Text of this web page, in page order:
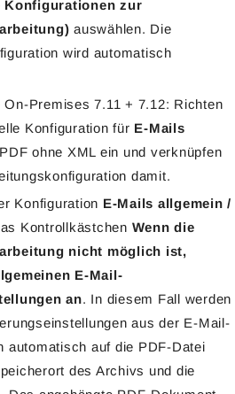
Konfigurationen zur
auswählen. Die
wird automatisch
On-Premises 7.11 + 7.12: Richten
Konfiguration für E-Mails
ohne XML ein und verknüpfen
damit.
Konfiguration E-Mails allgemein /
Kontrollkästchen Wenn die
nicht möglich ist,
E-Mail-
an. In diesem Fall werden
aus der E-Mail-
automatisch auf die PDF-Datei
des Archivs und die